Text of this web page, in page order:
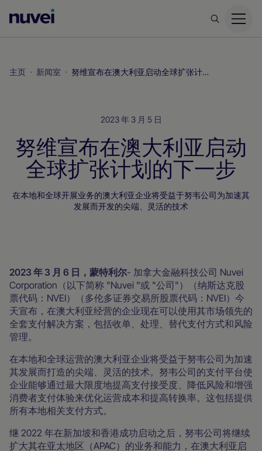
主
主页 新闻室 努维宣布在澳大利亚启动全球扩张计划的下一步
2023 年 3 月 5 日
努维宣布在澳大利亚启动
全球扩张计划的下一步
在本地和全球开展业务的澳大利亚企业将受益于努韦公司为加速其
发展而开发的尖端、灵活的技术
2023 年 3 月 6 日，蒙特利尔- 加拿大金融科技公司 Nuvei
Corporation（以下简称 "Nuvei "或 "公司"）（纳斯达克股
票代码：NVEI）（多伦多证券交易所股票代码：NVEI）今
天宣布，在澳大利亚经营的企业现在可以使用其市场领先的
全套支付解决方案，包括收单、处理、替代支付方式和风险
管理。
在本地和全球运营的澳大利亚企业将受益于努韦公司为加速
其发展而打造的尖端、灵活的技术。努韦公司的支付平台使
企业能够通过最大限度地提高支付接受度、降低风险和增强
消费者支付体验来优化运营成本和提高转换率。这包括提供
所有本地相关支付方式。
继 2022 年在新加坡和香港成功启动之后，努韦公司将继续
扩大其在亚太地区（APAC）的业务和能力，在澳大利亚启